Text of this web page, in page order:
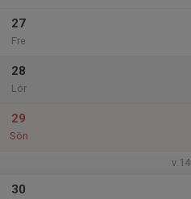
27
Fre
28
Lör
29
Sön
v.14
30